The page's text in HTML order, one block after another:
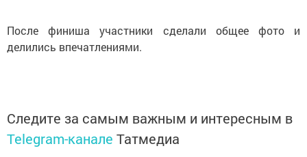
После финиша участники сделали общее фото и
делились впечатлениями.
Следите за самым важным и интересным в
Telegram-канале Татмедиа